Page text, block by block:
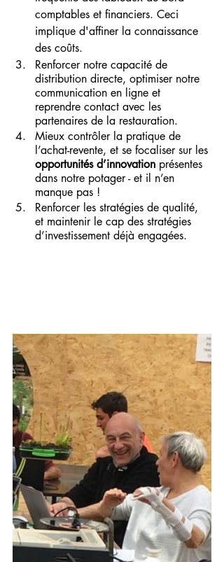
comptables et financiers. Ceci
implique d'affiner la connaissance
des coûts.
Renforcer notre capacité de
distribution directe, optimiser notre
communication en ligne et
reprendre contact avec les
partenaires de la restauration.
Mieux contrôler la pratique de
l’achat-revente, et se focaliser sur les
opportunités d’innovation présentes
dans notre potager - et il n’en
manque pas !
Renforcer les stratégies de qualité,
et maintenir le cap des stratégies
d’investissement déjà engagées.